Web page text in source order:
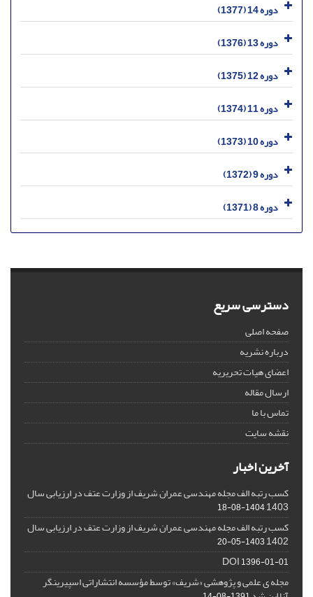
دوره 14 (1377)
دوره 13 (1376)
دوره 12 (1375)
دوره 11 (1374)
دوره 10 (1373)
دوره 9 (1372)
دوره 8 (1371)
دسترسی سریع
صفحه اصلی
درباره نشریه
اعضای هیات تحریریه
ارسال مقاله
تماس با ما
نقشه سایت
آخرین اخبار
کسب رتبه الف مجله مهندسی عمران شریف از وزارت عتف در ارزیابی سال
1403
1404-08-18
کسب رتبه الف مجله مهندسی عمران شریف از وزارت عتف در ارزیابی سال
1402
1403-05-20
DOI1396-01-01
مجله ی علمی و پژوهشی «شریف» توسط مؤسسه انتشاراتی اسپیرینگر